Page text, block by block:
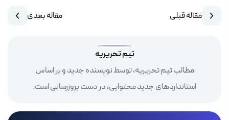
مقاله قبلی مقاله بعدی
تیم تحریریه
مطالب تیم تحریریه، توسط نویسنده جدید و بر اساس
استانداردهای جدید محتوایی، در دست بروزرسانی است.